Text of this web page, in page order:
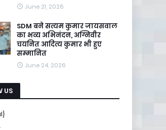
June 21, 2026
SDM बने सत्यम कुमार जायसवाल
का भव्य अभिनंदन, अग्निवीर
चयनित आदित्य कुमार भी हुए
सम्मानित
June 24, 2026
US